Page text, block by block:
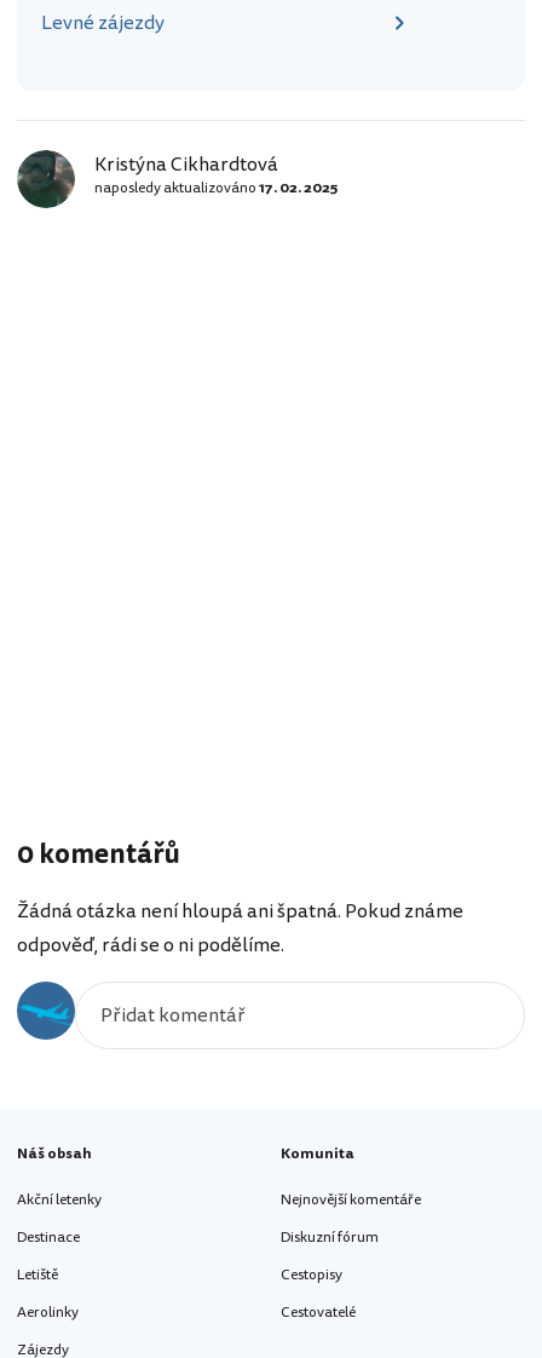
Levné zájezdy
Kristýna Cikhardtová
naposledy aktualizováno17. 02. 2025
0 komentářů
Žádná otázka není hloupá ani špatná. Pokud známe
odpověď, rádi se o ni podělíme.
Náš obsah
Akční letenky
Destinace
Letiště
Aerolinky
Zájezdy
Komunita
Nejnovější komentáře
Diskuzní fórum
Cestopisy
Cestovatelé